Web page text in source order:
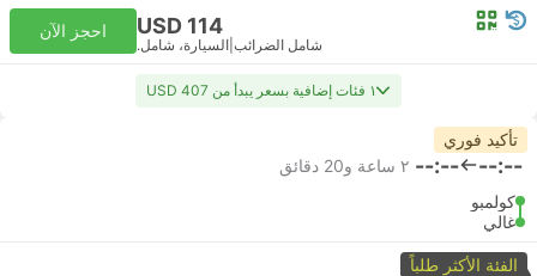
USD 114
شامل الضرائب السيارة، شامل.
احجز الآن
١ فئات إضافية بسعر يبدأ من USD 407
تأكيد فوري
--:--
--:-- ٢ ساعة و‫20 دقائق
كولمبو
غالي
الفئة الأكثر طلباً